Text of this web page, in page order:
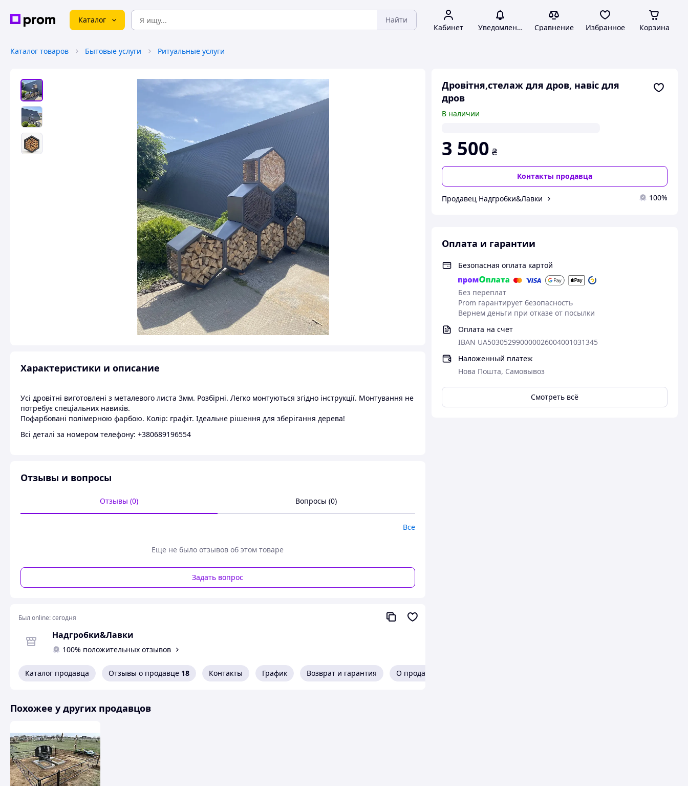
Каталог Найти
Кабинет Уведомления Сравнение Избранное Корзина
Каталог товаров Бытовые услуги Ритуальные услуги
Дровітня,стелаж для дров, навіс для
дров
В наличии
3 500 ₴
Контакты продавца
Продавец Надгробки&Лавки 100%
Оплата и гарантии
Безопасная оплата картой
Без переплат
Prom гарантирует безопасность
Вернем деньги при отказе от посылки
Оплата на счет
IBAN UA503052990000026004001031345
Наложенный платеж
Нова Пошта, Самовывоз
Смотреть всё
Характеристики и описание
Усі дровітні виготовлені з металевого листа 3мм. Розбірні. Легко монтуються згідно інструкції. Монтування не
потребує спеціальних навиків.
Пофарбовані полімерною фарбою. Колір: графіт. Ідеальне рішення для зберігання дерева!
Всі деталі за номером телефону: +380689196554
Отзывы и вопросы
Отзывы (0) Вопросы (0)
Все
Еще не было отзывов об этом товаре
Задать вопрос
Был online:сегодня
Надгробки&Лавки
100% положительных отзывов
Каталог продавца Отзывы о продавце 18 Контакты График Возврат и гарантия О продавце
Похожее у других продавцов